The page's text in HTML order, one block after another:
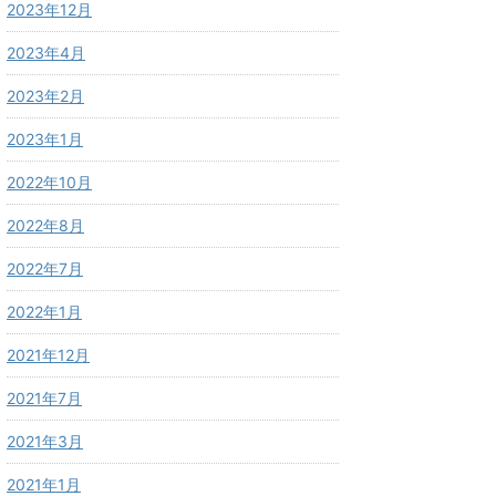
2023年12月
2023年4月
2023年2月
2023年1月
2022年10月
2022年8月
2022年7月
2022年1月
2021年12月
2021年7月
2021年3月
2021年1月